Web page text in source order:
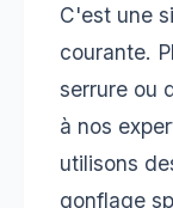
C'est une
courante.
serrure ou
à nos
utilisons
gonflage